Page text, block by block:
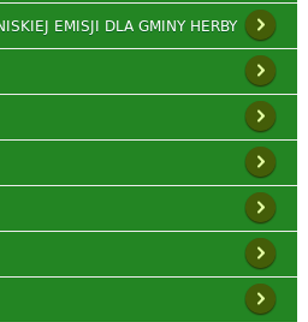
EMISJI DLA GMINY HERBY